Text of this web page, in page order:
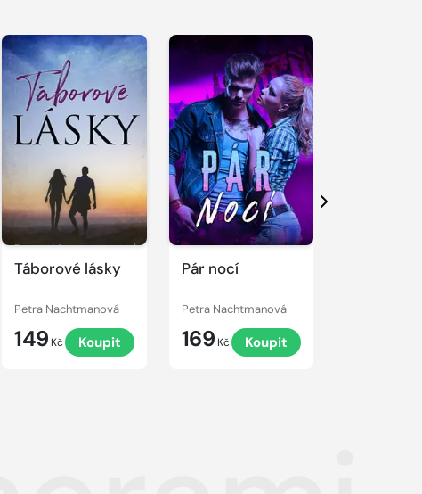
Táborové lásky
Petra Nachtmanová
149 Kč Koupit
Pár nocí
Petra Nachtmanová
169 Kč Koupit
Další